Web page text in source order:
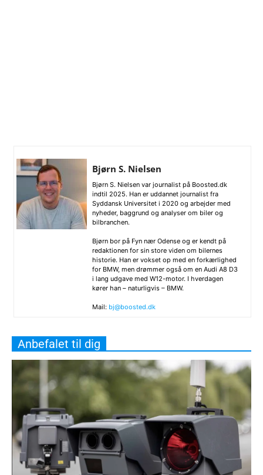
Bjørn S. Nielsen
Bjørn S. Nielsen var journalist på Boosted.dk
indtil 2025. Han er uddannet journalist fra
Syddansk Universitet i 2020 og arbejder med
nyheder, baggrund og analyser om biler og
bilbranchen.
Bjørn bor på Fyn nær Odense og er kendt på
redaktionen for sin store viden om bilernes
historie. Han er vokset op med en forkærlighed
for BMW, men drømmer også om en Audi A8 D3
i lang udgave med W12-motor. I hverdagen
kører han – naturligvis – BMW.
Mail: bj@boosted.dk